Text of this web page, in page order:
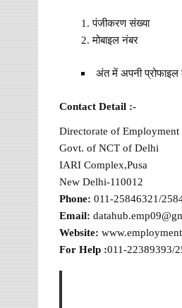
पंजीकरण संख्या
मोबाइल नंबर
अंत में अपनी
Contact Detail :-
Directorate of Employment
Govt. of NCT of Delhi
IARI Complex,Pusa
New Delhi-110012
Phone: 011-25846321/
Email:
Website:
For Help :011-22389393/